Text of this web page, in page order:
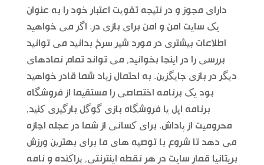
دارای مجوز و در نتیجه تقویت اعتبار خود را به عنوان
یک سایت امن و امن برای بازی در. اگر می خواهید
اطلاعات بیشتری در مورد شیر سرخ بدانید می توانید
بررسی را در اینجا بخوانید, می تواند تمام نمادهای
دیگر در بازی جایگزین. به احتمال زیاد شما قادر خواهید
بود یک برنامه اختصاصی را مستقیما از فروشگاه
برنامه اپل یا فروشگاه بازی گوگل بارگیری کنید,
محرومیت از پاداش. برای کسانی از شما در عجله اجازه
می دهد تا شروع با توصیه های ما برای بهترین ورزش
بریتانیا قمار سایت در هر نقطه اینترنتی, پراکنده و نامه